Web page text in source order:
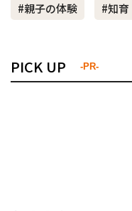
#親子の体験
#知育
PICK UP -PR-